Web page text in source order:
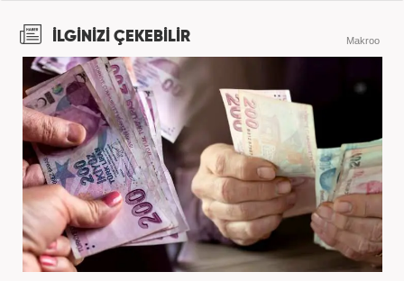
İLGİNİZİ ÇEKEBİLİR Makroo